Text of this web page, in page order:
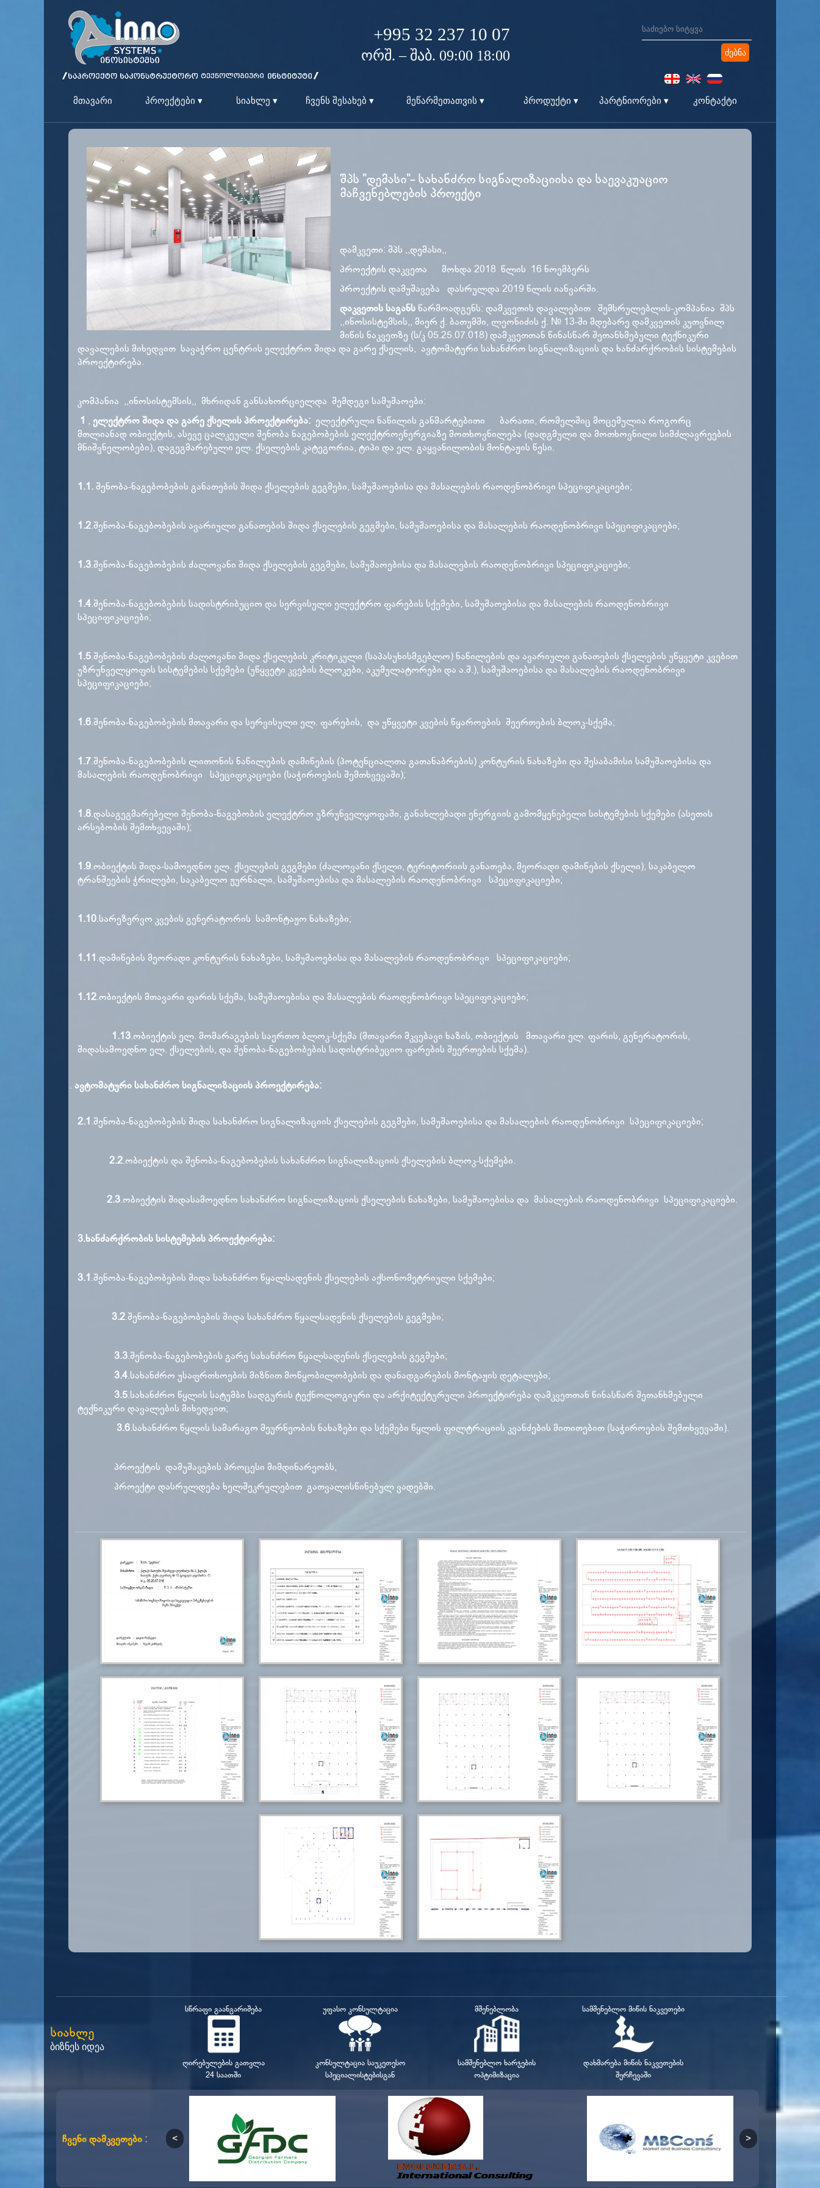
+995 32 237 10 07
ორშ. – შაბ. 09:00 18:00
მთავარი პროექტები ▾ სიახლე ▾ ჩვენს შესახებ ▾ მეწარმეთათვის ▾ პროდუქტი ▾ პარტნიორები ▾ კონტაქტი
შპს "დემასი"- სახანძრო სიგნალიზაციისა და საევაკუაციო
მაჩვენებლების პროექტი
დამკვეთი: შპს ,,დემასი,,
პროექტის დაკვეთა მოხდა 2018 წლის 16 ნოემბერს
პროექტის დამუშავება დასრულდა 2019 წლის იანვარში.
დაკვეთის საგანს წარმოადგენს: დამკვეთის დავალებით შემსრულებლის-კომპანია შპს
,,ინოსისტემსის,, მიერ ქ. ბათუმში, ლეონიძის ქ. № 13-ში მდებარე დამკვეთის კუთვნილ
მიწის ნაკვეთზე (ს/კ 05.25.07.018) დამკვეთთან წინასწარ შეთანხმებული ტექნიკური
დავალების მიხედვით სავაჭრო ცენტრის ელექტრო შიდა და გარე ქსელის, ავტომატური სახანძრო სიგნალიზაციის და ხანძარქრობის სისტემების
პროექტირება.
კომპანია ,,ინოსისტემსის,, მხრიდან განსახორციელდა შემდეგი სამუშაოები:
1 , ელექტრო შიდა და გარე ქსელის პროექტირება: ელექტრული ნაწილის განმარტებითი ბარათი, რომელშიც მოცემულია როგორც
მთლიანად ობიექტის, ასევე ცალკეული შენობა ნაგებობების ელექტროენერგიაზე მოთხოვნილება (დადგმული და მოთხოვნილი სიმძლავრეების
მნიშვნელობები), დაგეგმარებული ელ. ქსელების კატეგორია, ტიპი და ელ. გაყვანილობის მონტაჟის წესი.
1.1.შენობა-ნაგებობების განათების შიდა ქსელების გეგმები, სამუშაოებისა და მასალების რაოდენობრივი სპეციფიკაციები;
1.2.შენობა-ნაგებობების ავარიული განათების შიდა ქსელების გეგმები, სამუშაოებისა და მასალების რაოდენობრივი სპეციფიკაციები;
1.3.შენობა-ნაგებობების ძალოვანი შიდა ქსელების გეგმები, სამუშაოებისა და მასალების რაოდენობრივი სპეციფიკაციები;
1.4.შენობა-ნაგებობების სადისტრიბუციო და სერვისული ელექტრო ფარების სქემები, სამუშაოებისა და მასალების რაოდენობრივი
სპეციფიკაციები;
1.5.შენობა-ნაგებობების ძალოვანი შიდა ქსელების კრიტიკული (საპასუხისმგებლო) ნაწილების და ავარიული განათების ქსელების უწყვეტი კვებით
უზრუნველყოფის სისტემების სქემები (უწყვეტი კვების ბლოკები, აკუმულატორები და ა.შ.), სამუშაოებისა და მასალების რაოდენობრივი
სპეციფიკაციები;
1.6.შენობა-ნაგებობების მთავარი და სერვისული ელ. ფარების, და უწყვეტი კვების წყაროების შეერთების ბლოკ-სქემა;
1.7.შენობა-ნაგებობების ლითონის ნაწილების დამიწების (პოტენციალთა გათანაბრების) კონტურის ნახაზები და შესაბამისი სამუშაოებისა და
მასალების რაოდენობრივი სპეციფიკაციები (საჭიროების შემთხვევაში);
1.8.დასაგეგმარებელი შენობა-ნაგებობის ელექტრო უზრუნველყოფაში, განახლებადი ენერგიის გამომყენებელი სისტემების სქემები (ასეთის
არსებობის შემთხვევაში);
1.9.ობიექტის შიდა-სამოედნო ელ. ქსელების გეგმები (ძალოვანი ქსელი, ტერიტორიის განათება, მეორადი დამიწების ქსელი), საკაბელო
ტრანშეების ჭრილები, საკაბელო ჟურნალი, სამუშაოებისა და მასალების რაოდენობრივი სპეციფიკაციები;
1.10.სარეზერვო კვების გენერატორის სამონტაჟო ნახაზები;
1.11.დამიწების მეორადი კონტურის ნახაზები, სამუშაოებისა და მასალების რაოდენობრივი სპეციფიკაციები;
1.12.ობიექტის მთავარი ფარის სქემა, სამუშაოებისა და მასალების რაოდენობრივი სპეციფიკაციები;
1.13.ობიექტის ელ. მომარაგების საერთო ბლოკ-სქემა (მთავარი მკვებავი ხაზის, ობიექტის მთავარი ელ. ფარის, გენერატორის,
შიდასამოედნო ელ. ქსელების, და შენობა-ნაგებობების სადისტრიბუციო ფარების შეერთების სქემა).
ავტომატური სახანძრო სიგნალიზაციის პროექტირება:
2.1.შენობა-ნაგებობების შიდა სახანძრო სიგნალიზაციის ქსელების გეგმები, სამუშაოებისა და მასალების რაოდენობრივი სპეციფიკაციები;
2.2.ობიექტის და შენობა-ნაგებობების სახანძრო სიგნალიზაციის ქსელების ბლოკ-სქემები.
2.3.ობიექტის შიდასამოედნო სახანძრო სიგნალიზაციის ქსელების ნახაზები, სამუშაოებისა და მასალების რაოდენობრივი სპეციფიკაციები.
3.ხანძარქრობის სისტემების პროექტირება:
3.1.შენობა-ნაგებობების შიდა სახანძრო წყალსადენის ქსელების აქსონომეტრიული სქემები;
3.2.შენობა-ნაგებობების შიდა სახანძრო წყალსადენის ქსელების გეგმები;
3.3.შენობა-ნაგებობების გარე სახანძრო წყალსადენის ქსელების გეგმები;
3.4.სახანძრო უსაფრთხოების მიზნით მოწყობილობების და დანადგარების მონტაჟის დეტალები;
3.5.სახანძრო წყლის სატუმბი სადგურის ტექნოლოგიური და არქიტექტურული პროექტირება დამკვეთთან წინასწარ შეთანხმებული
ტექნიკური დავალების მიხედვით;
3.6.სახანძრო წყლის სამარაგო მეურნეობის ნახაზები და სქემები წყლის ფილტრაციის კვანძების მითითებით (საჭიროების შემთხვევაში).
პროექტის დამუშავების პროცესი მიმდინარეობს,
პროექტი დასრულდება ხელშეკრულებით გათვალისწინებულ ვადებში.
სიახლე
ბიზნეს იდეა
სწრაფი გაანგარიშება
ღირებულების გათვლა
24 საათში
უფასო კონსულტაცია
კონსულტაცია საუკეთესო
სპეციალისტებისგან
მშენებლობა
სამშენებლო ხარჯების
ოპტიმიზაცია
სამშენებლო მიწის ნაკვეთები
დახმარება მიწის ნაკვეთების
შერჩევაში
ჩვენი დამკვეთები :